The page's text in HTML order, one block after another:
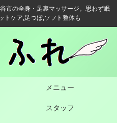
市の全身・足裏マッサージ。思わず眠
トケア,足つぼ,ソフト整体も
メニュー
スタッフ